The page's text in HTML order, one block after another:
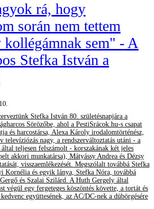
rá, hogy
során nem tettem
kollégámnak sem" - A
Stefka István a
Stefka István 80. születésnapjára a
Sörözőbe, ahol a PestiSrácok.hu-s csapat
és harcostársa, Alexa Károly irodalomtörténész,
nagy, a rendszerváltoztatás utáni - a
teljesen felszámolt - korszakának két jeles
akkori munkatársa), Mátyássy Andrea és Dézsy
visszaemlékezését. Megszólalt továbbá Stefka
Kornélia és egyik lánya, Stefka Nóra, továbbá
és Szalai Szilárd. A Huth Gergely által
végül egy fergeteges köszöntés követte, a tortát és
együttesének, az AC/DC-nek a dübörgésére